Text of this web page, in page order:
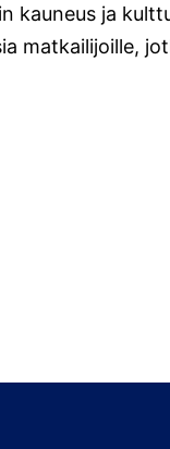
kauneus ja
matkailijoille,